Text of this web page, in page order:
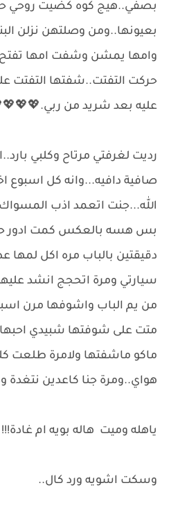
بصفي..هيج كوه كضيت روحي
بعيونها..ومن وصلتهن نزلن
وامها يمشن وشفت امها
حركت التفتت..شفتها التفتت
عليه بعد شريد من
رديت لغرفتي مرتاح وكلبي
صافية دافيه...وانه كل
الله...جنت اتعمد اذب
بس هسه بالعكس كمت ادور
دقيقتين بالباب مره اكل لمها
سيارتي ومرة اتحجج انشد
من يم الباب واشوفها مرن
متت على شوفتها شبيدي
ماكو ماشفتها ولامرة طلعت
هواي..ومرة جنا كاعدين نتغدة
ياهله وميت هاله بويه ام غادة!!!
وسكت اشويه ورد كال..